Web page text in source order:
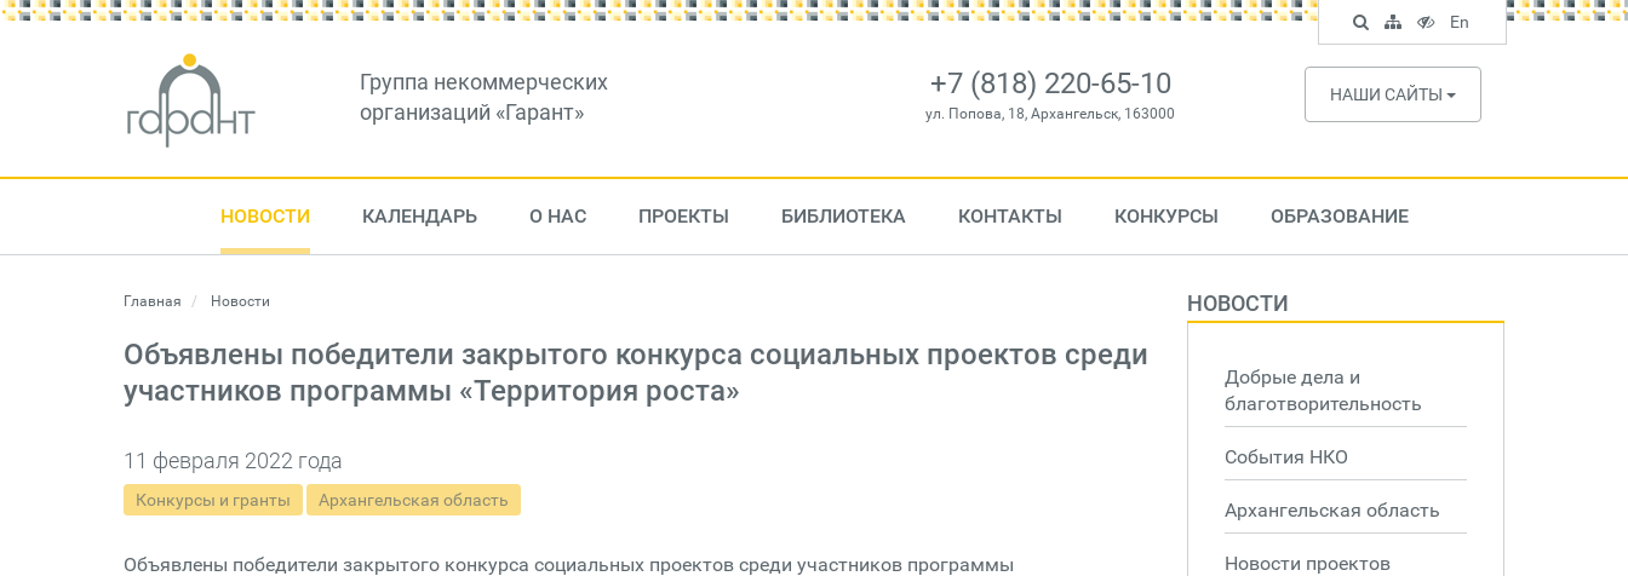
Группа некоммерческих
организаций «Гарант»
+7 (818) 220-65-10
ул. Попова, 18, Архангельск, 163000
НАШИ САЙТЫ
НОВОСТИ КАЛЕНДАРЬ О НАС ПРОЕКТЫ БИБЛИОТЕКА КОНТАКТЫ КОНКУРСЫ ОБРАЗОВАНИЕ
Главная Новости
Объявлены победители закрытого конкурса социальных проектов среди
участников программы «Территория роста»
11 февраля 2022 года
Конкурсы и гранты Архангельская область
Объявлены победители закрытого конкурса социальных проектов среди участников программы
НОВОСТИ
Добрые дела и
благотворительность
События НКО
Архангельская область
Новости проектов
Поиск
по
сайту
Карта
сайта
Версия
для
слабовидящих
En
English